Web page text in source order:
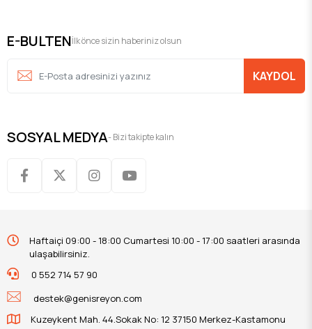
E-BULTENİlk önce sizin haberiniz olsun
KAYDOL
SOSYAL MEDYA- Bizi takipte kalın
Haftaiçi 09:00 - 18:00 Cumartesi 10:00 - 17:00 saatleri arasında
ulaşabilirsiniz.
0 552 714 57 90
destek@genisreyon.com
Kuzeykent Mah. 44.Sokak No: 12 37150 Merkez-Kastamonu